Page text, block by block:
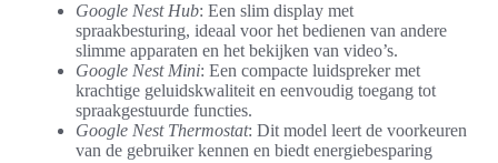
Google Nest Hub: Een slim display met
spraakbesturing, ideaal voor het bedienen van andere
slimme apparaten en het bekijken van video’s.
Google Nest Mini: Een compacte luidspreker met
krachtige geluidskwaliteit en eenvoudig toegang tot
spraakgestuurde functies.
Google Nest Thermostat: Dit model leert de voorkeuren
van de gebruiker kennen en biedt energiebesparing